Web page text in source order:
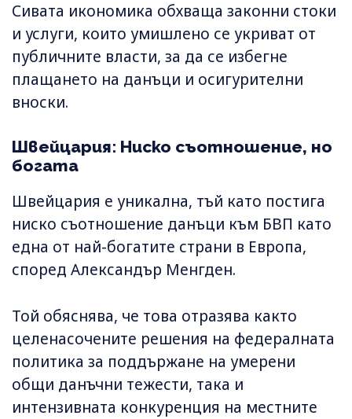
Сивата икономика обхваща законни стоки
и услуги, които умишлено се укриват от
публичните власти, за да се избегне
плащането на данъци и осигурителни
вноски.
Швейцария: Ниско съотношение, но
богата
Швейцария е уникална, тъй като постига
ниско съотношение данъци към БВП като
една от най-богатите страни в Европа,
според Александър Менгден.
Той обяснява, че това отразява както
целенасочените решения на федералната
политика за поддържане на умерени
общи данъчни тежести, така и
интензивната конкуренция на местните